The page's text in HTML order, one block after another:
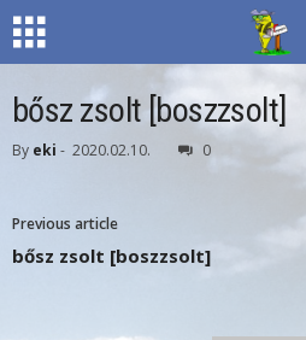
bősz zsolt [boszzsolt]
By eki - 2020.02.10. 0
Previous article
bősz zsolt [boszzsolt]